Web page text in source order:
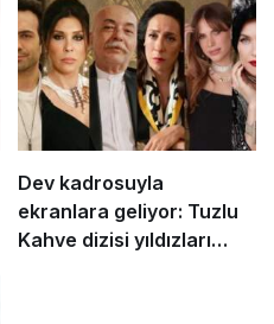
Dev kadrosuyla
ekranlara geliyor: Tuzlu
Kahve dizisi yıldızları